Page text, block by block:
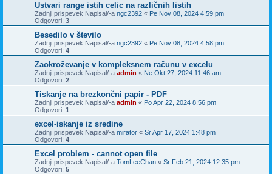
Ustvari range istih celic na različnih listih
Zadnji prispevek Napisal/-a ngc2392 « Pe Nov 08, 2024 4:59 pm
Odgovori: 3
Besedilo v število
Zadnji prispevek Napisal/-a ngc2392 « Pe Nov 08, 2024 4:58 pm
Odgovori: 4
Zaokroževanje v kompleksnem računu v excelu
Zadnji prispevek Napisal/-a admin « Ne Okt 27, 2024 11:46 am
Odgovori: 2
Tiskanje na brezkončni papir - PDF
Zadnji prispevek Napisal/-a admin « Po Apr 22, 2024 8:56 pm
Odgovori: 1
excel-iskanje iz sredine
Zadnji prispevek Napisal/-a mirator « Sr Apr 17, 2024 1:48 pm
Odgovori: 4
Excel problem - cannot open file
Zadnji prispevek Napisal/-a TomLeeChan « Sr Feb 21, 2024 12:35 pm
Odgovori: 5